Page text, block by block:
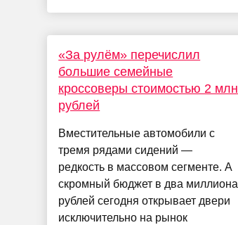
«За рулём» перечислил
большие семейные
кроссоверы стоимостью 2 млн
рублей
Вместительные автомобили с
тремя рядами сидений —
редкость в массовом сегменте. А
скромный бюджет в два миллиона
рублей сегодня открывает двери
исключительно на рынок